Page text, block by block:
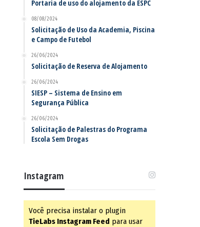
Portaria de uso do alojamento da ESPC
08/08/2024
Solicitação de Uso da Academia, Piscina
e Campo de Futebol
26/06/2024
Solicitação de Reserva de Alojamento
26/06/2024
SIESP – Sistema de Ensino em
Segurança Pública
26/06/2024
Solicitação de Palestras do Programa
Escola Sem Drogas
Instagram
Você precisa instalar o plugin
TieLabs Instagram Feed para usar